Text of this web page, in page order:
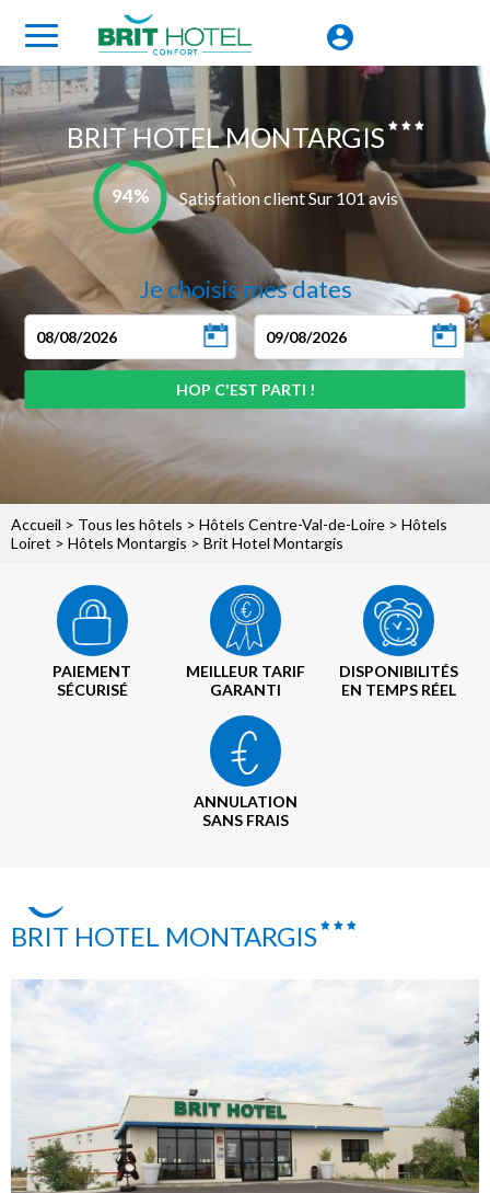
BRIT HOTEL MONTARGIS
94% Satisfation client Sur 101 avis
Je choisis mes dates
Accueil > Tous les hôtels > Hôtels Centre-Val-de-Loire > Hôtels
Loiret > Hôtels Montargis > Brit Hotel Montargis
PAIEMENT
SÉCURISÉ
MEILLEUR TARIF
GARANTI
DISPONIBILITÉS
EN TEMPS RÉEL
ANNULATION
SANS FRAIS
BRIT HOTEL MONTARGIS